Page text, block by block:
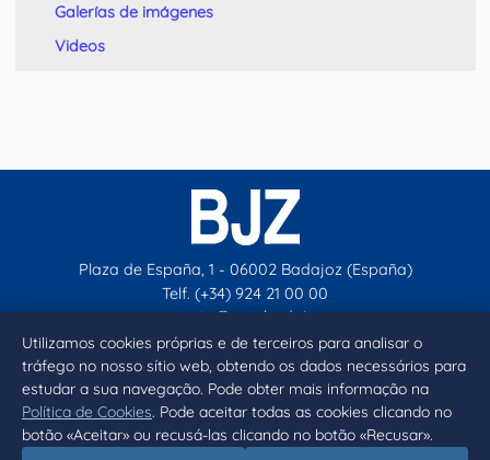
Utilizamos cookies próprias e de terceiros para analisar o
tráfego no nosso sítio web, obtendo os dados necessários para
estudar a sua navegação. Pode obter mais informação na
Política de Cookies. Pode aceitar todas as cookies clicando no
botão «Aceitar» ou recusá-las clicando no botão «Recusar».
Galerías de imágenes
Videos
Plaza de España, 1 - 06002 Badajoz (España)
Telf. (+34) 924 21 00 00
contacto@aytobadajoz.es
Facebook
X Instagram
YouTube
Inicio Aviso legal Privacidad Política de Cookies